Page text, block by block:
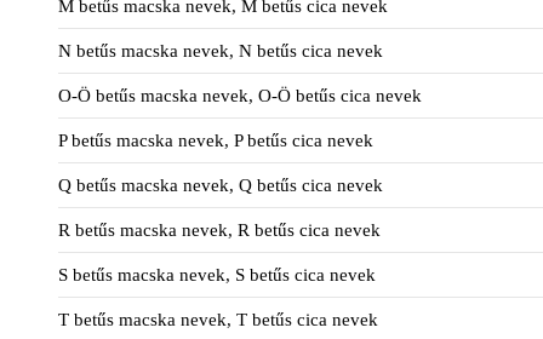
M betűs macska nevek, M betűs cica nevek
N betűs macska nevek, N betűs cica nevek
O-Ö betűs macska nevek, O-Ö betűs cica nevek
P betűs macska nevek, P betűs cica nevek
Q betűs macska nevek, Q betűs cica nevek
R betűs macska nevek, R betűs cica nevek
S betűs macska nevek, S betűs cica nevek
T betűs macska nevek, T betűs cica nevek